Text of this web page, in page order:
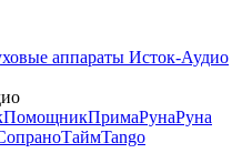
аппараты Исток-Аудио
ПомощникПримаРунаРуна
ТаймTango